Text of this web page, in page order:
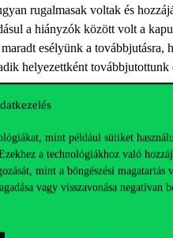
mint például sütiket
a technológiákhoz való
mint a böngészési magatartás
vagy visszavonása negatívan
rugalmasak voltak és
a hiányzók között volt a
esélyünk a
helyezettként
végig a mérkőzést és
szakaszban mindössze
Zsolt, Lesku Tibor, Mizik Tamás